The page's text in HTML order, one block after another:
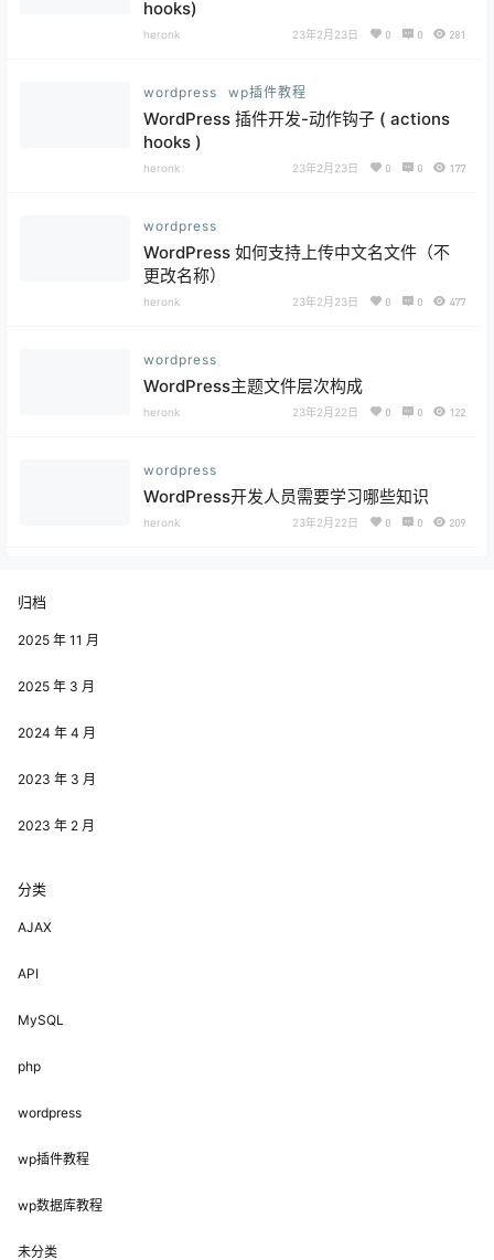
hooks)
heronk 23年2月23日 0 0 281
wordpress wp插件教程
WordPress 插件开发-动作钩子 ( actions
hooks )
heronk 23年2月23日 0 0 177
wordpress
WordPress 如何支持上传中文名文件（不
更改名称）
heronk 23年2月23日 0 0 477
wordpress
WordPress主题文件层次构成
heronk 23年2月22日 0 0 122
wordpress
WordPress开发人员需要学习哪些知识
heronk 23年2月22日 0 0 209
归档
2025 年 11 月
2025 年 3 月
2024 年 4 月
2023 年 3 月
2023 年 2 月
分类
AJAX
API
MySQL
php
wordpress
wp插件教程
wp数据库教程
未分类